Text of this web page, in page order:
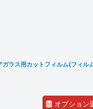
ガラス用カットフィルム(フィ
オプション